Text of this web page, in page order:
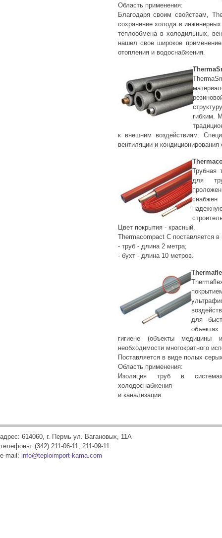
Область применения:
Благодаря своим свойствам,
сохранение холода в
теплообмена в холодильных,
нашел свое широкое
отопления и водоснабжения.
гибким.
к внешним воздействиям.
вентиляции и
Трубная
для
снабжен
Цвет покрытия - красный.
Thermacompact C поставляется в
- труб - длина 2 метра;
- бухт - длина 10 метров.
для
гигиене (объекты
необходимости многократного
Поставляется в виде полых
Область применения:
Изоляция труб в системах
холодоснабжения
и канализации.
адрес: 614060, г. Пермь ул. Вагановых, 11А
телефоны: (342) 211-06-11, 211-09-11
e-mail: info@teploimport-kama.com